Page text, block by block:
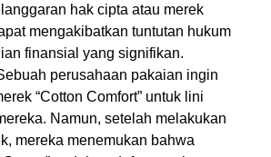
hak cipta atau merek
mengakibatkan tuntutan hukum
finansial yang signifikan.
perusahaan pakaian ingin
“Cotton Comfort” untuk lini
Namun, setelah melakukan
mereka menemukan bahwa